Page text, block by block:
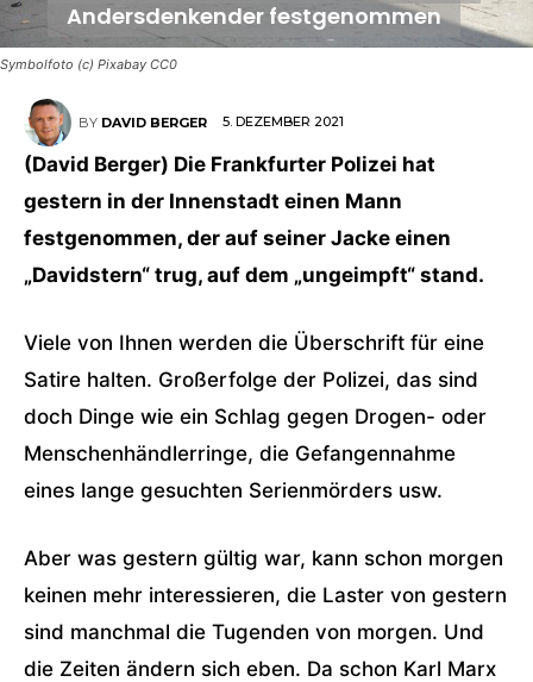
Symbolfoto (c) Pixabay CC0
Andersdenkender festgenommen
BY DAVID BERGER 5. DEZEMBER 2021
(David Berger) Die Frankfurter Polizei hat
gestern in der Innenstadt einen Mann
festgenommen, der auf seiner Jacke einen
„Davidstern“ trug, auf dem „ungeimpft“ stand.
Viele von Ihnen werden die Überschrift für eine
Satire halten. Großerfolge der Polizei, das sind
doch Dinge wie ein Schlag gegen Drogen- oder
Menschenhändlerringe, die Gefangennahme
eines lange gesuchten Serienmörders usw.
Aber was gestern gültig war, kann schon morgen
keinen mehr interessieren, die Laster von gestern
sind manchmal die Tugenden von morgen. Und
die Zeiten ändern sich eben. Da schon Karl Marx